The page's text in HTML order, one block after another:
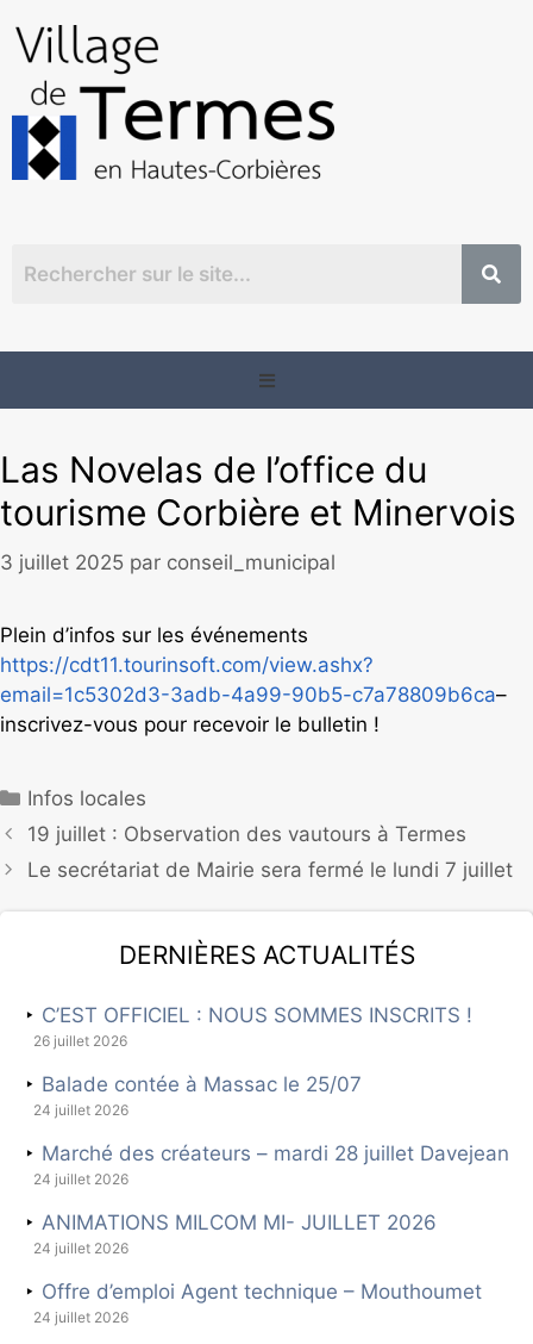
Las Novelas de l’office du
tourisme Corbière et Minervois
3 juillet 2025 par conseil_municipal
Plein d’infos sur les événements
https://cdt11.tourinsoft.com/view.ashx?
email=1c5302d3-3adb-4a99-90b5-c7a78809b6ca–
inscrivez-vous pour recevoir le bulletin !
Infos locales
19 juillet : Observation des vautours à Termes
Le secrétariat de Mairie sera fermé le lundi 7 juillet
Dernières actualités
C’EST OFFICIEL : NOUS SOMMES INSCRITS !
26 juillet 2026
Balade contée à Massac le 25/07
24 juillet 2026
Marché des créateurs – mardi 28 juillet Davejean
24 juillet 2026
ANIMATIONS MILCOM MI- JUILLET 2026
24 juillet 2026
Offre d’emploi Agent technique – Mouthoumet
24 juillet 2026